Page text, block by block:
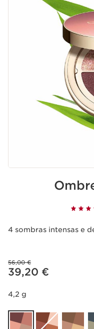
4 sombras intensas e
Preço anterior 56,00 €
56,00 €
Preço atual 39,20 €
39,20 €
4,2 g